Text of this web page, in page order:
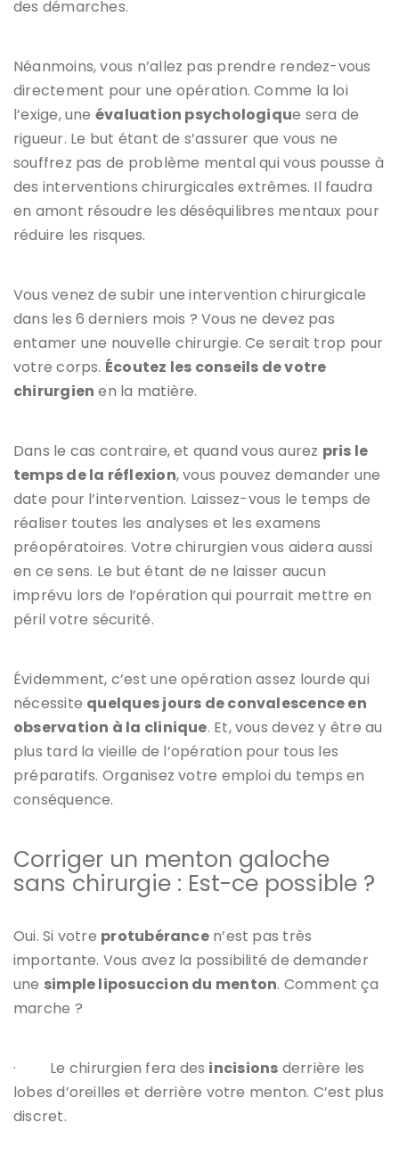
des démarches.
Néanmoins, vous n’allez pas prendre rendez-vous
directement pour une opération. Comme la loi
l’exige, une évaluation psychologique sera de
rigueur. Le but étant de s’assurer que vous ne
souffrez pas de problème mental qui vous pousse à
des interventions chirurgicales extrêmes. Il faudra
en amont résoudre les déséquilibres mentaux pour
réduire les risques.
Vous venez de subir une intervention chirurgicale
dans les 6 derniers mois ? Vous ne devez pas
entamer une nouvelle chirurgie. Ce serait trop pour
votre corps. Écoutez les conseils de votre
chirurgien en la matière.
Dans le cas contraire, et quand vous aurez pris le
temps de la réflexion, vous pouvez demander une
date pour l’intervention. Laissez-vous le temps de
réaliser toutes les analyses et les examens
préopératoires. Votre chirurgien vous aidera aussi
en ce sens. Le but étant de ne laisser aucun
imprévu lors de l’opération qui pourrait mettre en
péril votre sécurité.
Évidemment, c’est une opération assez lourde qui
nécessite quelques jours de convalescence en
observation à la clinique. Et, vous devez y être au
plus tard la vieille de l’opération pour tous les
préparatifs. Organisez votre emploi du temps en
conséquence.
Corriger un menton galoche
sans chirurgie : Est-ce possible ?
Oui. Si votre protubérancen’est pas très
importante. Vous avez la possibilité de demander
une simple liposuccion du menton. Comment ça
marche ?
· Le chirurgien fera des incisions derrière les
lobes d’oreilles et derrière votre menton. C’est plus
discret.